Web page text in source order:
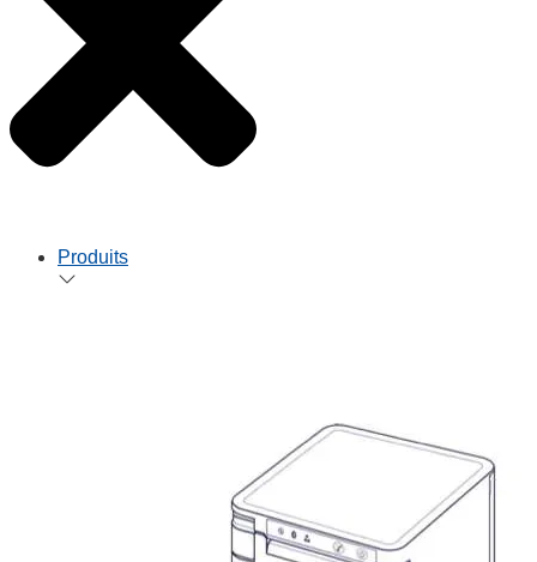
Produits